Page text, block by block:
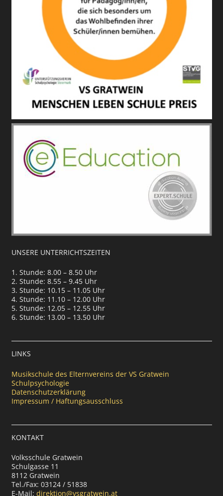
UNSERE UNTERRICHTSZEITEN
1. Stunde: 8.00 – 8.50 Uhr
2. Stunde: 8.55 – 9.45 Uhr
3. Stunde: 10.15 – 11.05 Uhr
4. Stunde: 11.10 – 12.00 Uhr
5. Stunde: 12.05 – 12.55 Uhr
6. Stunde: 13.00 – 13.50 Uhr
LINKS
Musikschule des Elternvereins der VS Gratwein
Schulpsychologie
Datenschutzerklärung
Impressum / Haftungsausschluss
KONTAKT
Volksschule Gratwein
Schulgasse 11
8112 Gratwein
Tel./Fax: 03124 / 51838
E-Mail: direktion@vsgratwein.at